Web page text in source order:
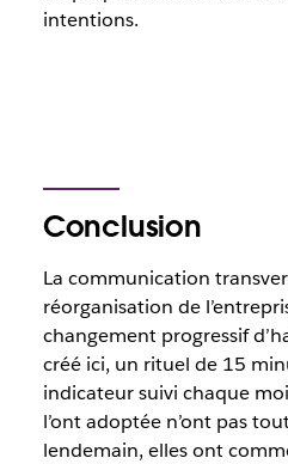
intentions.
Conclusion
La communication
réorganisation de
changement progressif
créé ici, un rituel de 15
indicateur suivi chaque
l’ont adoptée n’ont pas
lendemain, elles ont